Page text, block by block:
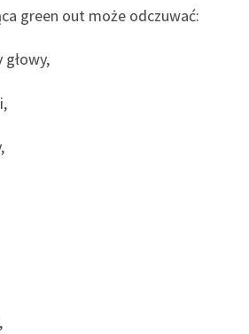
green out może odczuwać: